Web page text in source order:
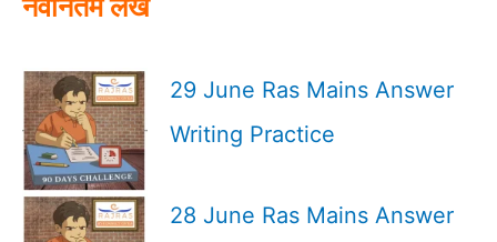
नवीनतम लेख
29 June Ras Mains Answer
Writing Practice
28 June Ras Mains Answer